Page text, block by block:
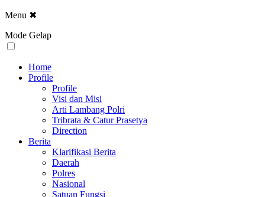
Menu ✖
Mode Gelap
Home
Profile
Profile
Visi dan Misi
Arti Lambang Polri
Tribrata & Catur Prasetya
Direction
Berita
Klarifikasi Berita
Daerah
Polres
Nasional
Satuan Fungsi